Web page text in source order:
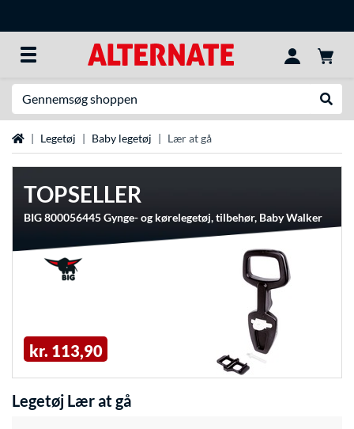
StartsideLegetøj Baby legetøj Lær at gå
TOPSELLER
BIG 800056445 Gynge- og kørelegetøj, tilbehør, Baby Walker
kr. 113,90
Legetøj Lær at gå